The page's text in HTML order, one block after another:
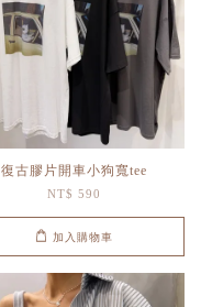
復古膠片開車小狗寬tee
NT$ 590
加入購物車